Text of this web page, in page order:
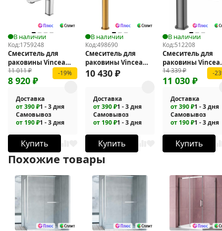
В наличии
Код:1759248
Смеситель для
раковины Vincea
Puro VBF-5P01CH
11 011₽
8 920 ₽
-19%
Доставка
от 390 ₽1 - 3 дня
Самовывоз
от 190 ₽1 - 3 дня
Купить
В наличии
Код:498690
Смеситель для
раковины Vincea
Vogue VBF-1V2BG
10 430 ₽
Доставка
от 390 ₽1 - 3 дня
Самовывоз
от 190 ₽1 - 3 дня
Купить
В наличии
Код:512208
Смеситель для
раковины Vincea
Rondo VBF-1R1GM
14 339₽
11 030 ₽
-
Доставка
от 390 ₽1 - 3 дня
Самовывоз
от 190 ₽1 - 3 дня
Купить
Похожие товары